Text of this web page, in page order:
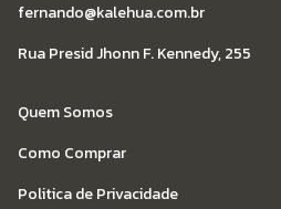
fernando@kalehua.com.br
Rua Presid Jhonn F. Kennedy, 255
Quem Somos
Como Comprar
Politica de Privacidade